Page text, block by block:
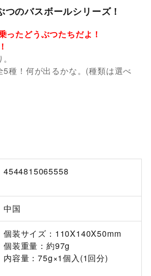
つのバスボールシリーズ！
ったどうぶつたちだよ！
5種！何が出るかな。(種類は選べ
4544815065558
中国
個装サイズ：110X140X50mm
個装重量：約97g
内容量：75g×1個入(1回分)